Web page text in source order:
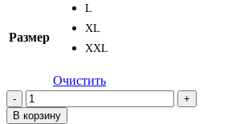
Размер
L
XL
XXL
Очистить
Количество
товара
В корзину